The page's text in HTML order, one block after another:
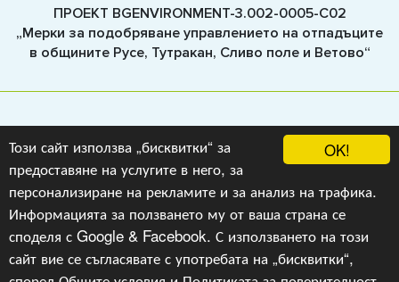
OK!
Този сайт използва „бисквитки“ за
предоставяне на услугите в него, за
персонализиране на рекламите и за анализ на трафика.
Информацията за ползването му от ваша страна се
споделя с Google & Facebook. С използването на този
сайт вие се съгласявате с употребата на „бисквитки“,
ПРОЕКТ BGENVIRONMENT-3.002-0005-C02
„Мерки за подобряване управлението на отпадъците
в общините Русе, Тутракан, Сливо поле и Ветово“
Проектът се изпълнява по програма „Опазване на
околната среда и климатични промени“, на ФМ на ЕИП
2014-2021
Copyright © 2022-2023, v.1.1,Green Together, Уеб Дизайн
и програмиране :